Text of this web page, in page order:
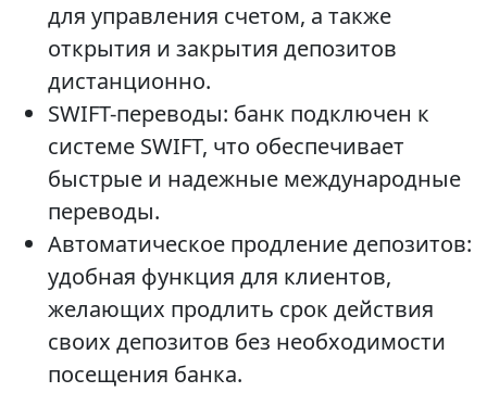
для управления счетом, а также
открытия и закрытия депозитов
дистанционно.
SWIFT-переводы: банк подключен к
системе SWIFT, что обеспечивает
быстрые и надежные международные
переводы.
Автоматическое продление депозитов:
удобная функция для клиентов,
желающих продлить срок действия
своих депозитов без необходимости
посещения банка.